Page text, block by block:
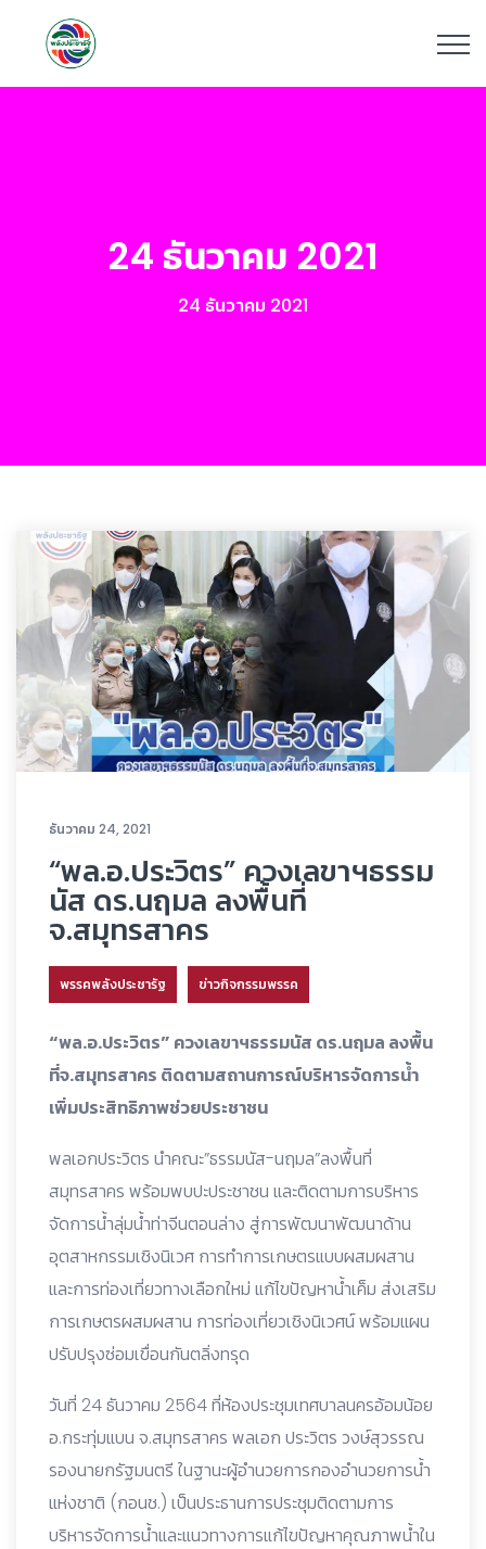
24 ธันวาคม 2021
24 ธันวาคม 2021
ธันวาคม 24, 2021
“พล.อ.ประวิตร” ควงเลขาฯธรรม
นัส ดร.นฤมล ลงพื้นที่
จ.สมุทรสาคร
พรรคพลังประชารัฐ ข่าวกิจกรรมพรรค
“พล.อ.ประวิตร” ควงเลขาฯธรรมนัส ดร.นฤมล ลงพื้น
ที่จ.สมุทรสาคร ติดตามสถานการณ์บริหารจัดการน้ำ
เพิ่มประสิทธิภาพช่วยประชาชน
พลเอกประวิตร นำคณะ”ธรรมนัส-นฤมล”ลงพื้นที่
สมุทรสาคร พร้อมพบปะประชาชน และติดตามการบริหาร
จัดการน้ำลุ่มน้ำท่าจีนตอนล่าง สู่การพัฒนาพัฒนาด้าน
อุตสาหกรรมเชิงนิเวศ การทำการเกษตรแบบผสมผสาน
และการท่องเที่ยวทางเลือกใหม่ แก้ไขปัญหาน้ำเค็ม ส่งเสริม
การเกษตรผสมผสาน การท่องเที่ยวเชิงนิเวศน์ พร้อมแผน
ปรับปรุงซ่อมเขื่อนกันตลิ่งทรุด
วันที่ 24 ธันวาคม 2564 ที่ห้องประชุมเทศบาลนครอ้อมน้อย
อ.กระทุ่มแบน จ.สมุทรสาคร พลเอก ประวิตร วงษ์สุวรรณ
รองนายกรัฐมนตรี ในฐานะผู้อำนวยการกองอำนวยการน้ำ
แห่งชาติ (กอนช.) เป็นประธานการประชุมติดตามการ
บริหารจัดการน้ำและแนวทางการแก้ไขปัญหาคุณภาพน้ำใน